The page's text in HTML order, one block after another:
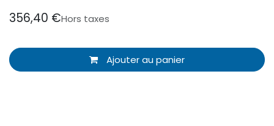
356,40 €Hors taxes
Ajouter au panier